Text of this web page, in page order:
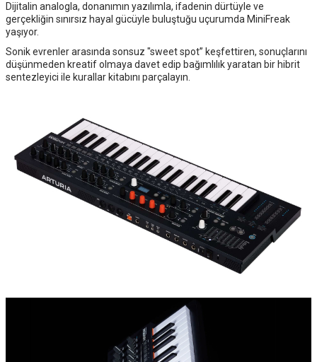
Dijitalin analogla, donanımın yazılımla, ifadenin dürtüyle ve
gerçekliğin sınırsız hayal gücüyle buluştuğu uçurumda MiniFreak
yaşıyor.
Sonik evrenler arasında sonsuz "sweet spot” keşfettiren, sonuçlarını
düşünmeden kreatif olmaya davet edip bağımlılık yaratan bir hibrit
sentezleyici ile kurallar kitabını parçalayın.